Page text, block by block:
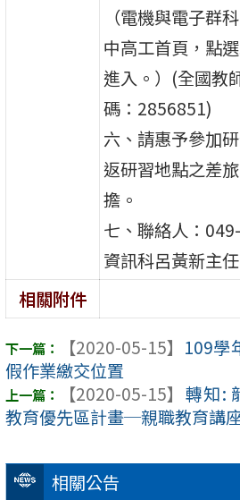
相關公告
（電機與電子群
中高工首頁，點
進入。）(全國教
碼：2856851)
六、請惠予參加
返研習地點之差
擔。
七、聯絡人：
資訊科呂黃新主任
相關附件
【2020-05-15】 109學
假作業繳交位置
【2020-05-15】 轉知:
教育優先區計畫─親職教育講